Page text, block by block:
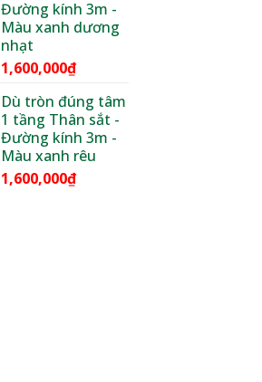
Đường kính 3m -
Màu xanh dương
nhạt
1,600,000₫
Dù tròn đúng tâm
1 tầng Thân sắt -
Đường kính 3m -
Màu xanh rêu
1,600,000₫